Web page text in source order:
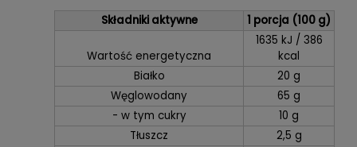
Składniki aktywne 1 porcja (100 g)
Wartość energetyczna
1635 kJ / 386
kcal
Białko
20 g
Węglowodany
65 g
- w tym cukry
10 g
Tłuszcz
2,5 g